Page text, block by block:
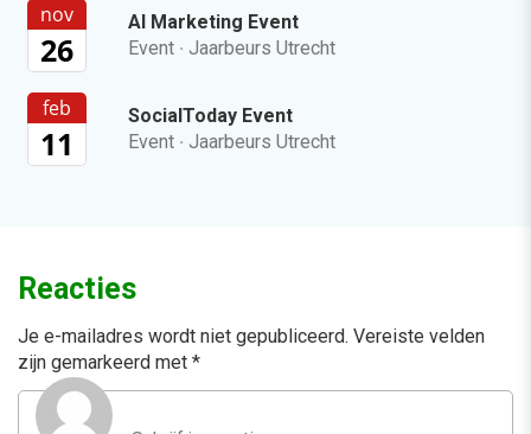
nov
26
AI Marketing Event
Event · Jaarbeurs Utrecht
feb
11
SocialToday Event
Event · Jaarbeurs Utrecht
Reacties
Je e-mailadres wordt niet gepubliceerd. Vereiste velden
zijn gemarkeerd met *